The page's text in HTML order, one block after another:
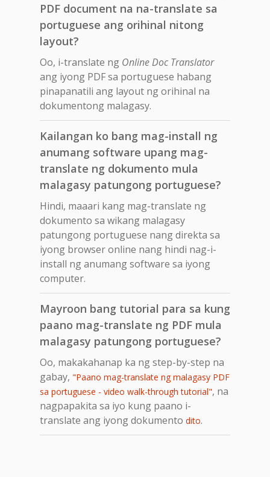
PDF document na na-translate sa
portuguese ang orihinal nitong
layout?
Oo, i-translate ng Online Doc Translator
ang iyong PDF sa portuguese habang
pinapanatili ang layout ng orihinal na
dokumentong malagasy.
Kailangan ko bang mag-install ng
anumang software upang mag-
translate ng dokumento mula
malagasy patungong portuguese?
Hindi, maaari kang mag-translate ng
dokumento sa wikang malagasy
patungong portuguese nang direkta sa
iyong browser online nang hindi nag-i-
install ng anumang software sa iyong
computer.
Mayroon bang tutorial para sa kung
paano mag-translate ng PDF mula
malagasy patungong portuguese?
Oo, makakahanap ka ng step-by-step na
gabay, "Paano mag-translate ng malagasy PDF
sa portuguese - video walk-through tutorial", na
nagpapakita sa iyo kung paano i-
translate ang iyong dokumento dito.